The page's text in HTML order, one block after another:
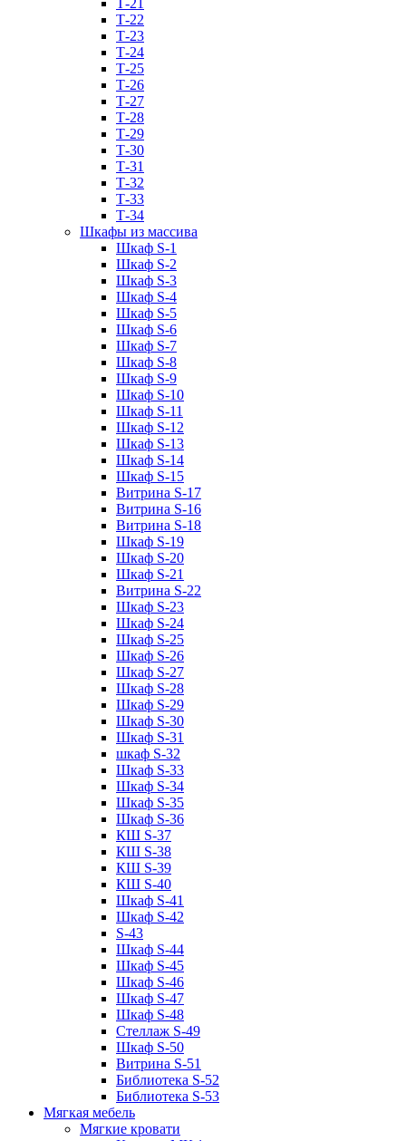
Т-21
Т-22
Т-23
Т-24
Т-25
Т-26
Т-27
Т-28
Т-29
Т-30
Т-31
Т-32
Т-33
Т-34
Шкафы из массива
Шкаф S-1
Шкаф S-2
Шкаф S-3
Шкаф S-4
Шкаф S-5
Шкаф S-6
Шкаф S-7
Шкаф S-8
Шкаф S-9
Шкаф S-10
Шкаф S-11
Шкаф S-12
Шкаф S-13
Шкаф S-14
Шкаф S-15
Витрина S-17
Витрина S-16
Витрина S-18
Шкаф S-19
Шкаф S-20
Шкаф S-21
Витрина S-22
Шкаф S-23
Шкаф S-24
Шкаф S-25
Шкаф S-26
Шкаф S-27
Шкаф S-28
Шкаф S-29
Шкаф S-30
Шкаф S-31
шкаф S-32
Шкаф S-33
Шкаф S-34
Шкаф S-35
Шкаф S-36
КШ S-37
КШ S-38
КШ S-39
КШ S-40
Шкаф S-41
Шкаф S-42
S-43
Шкаф S-44
Шкаф S-45
Шкаф S-46
Шкаф S-47
Шкаф S-48
Стеллаж S-49
Шкаф S-50
Витрина S-51
Библиотека S-52
Библиотека S-53
Мягкая мебель
Мягкие кровати